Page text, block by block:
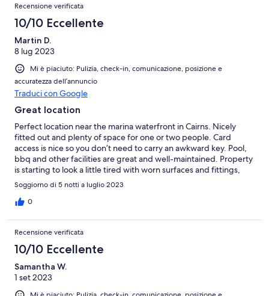
Recensione verificata
10/10 Eccellente
Martin D.
8 lug 2023
Mi è piaciuto: Pulizia, check-in, comunicazione, posizione e
accuratezza dell’annuncio
Traduci con Google
Great location
Perfect location near the marina waterfront in Cairns. Nicely
fitted out and plenty of space for one or two people. Card
access is nice so you don’t need to carry an awkward key. Pool,
bbq and other facilities are great and well-maintained. Property
is starting to look a little tired with worn surfaces and fittings,
but otherwise great.
Soggiorno di 5 notti a luglio 2023
0
Recensione verificata
10/10 Eccellente
Samantha W.
1 set 2023